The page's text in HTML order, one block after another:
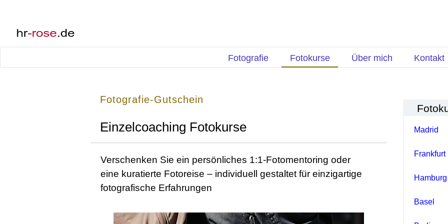
Fotografie Fotokurse Über mich Kontakt
Fotografie-Gutschein
Einzelcoaching Fotokurse
Verschenken Sie ein persönliches 1:1-Fotomentoring oder
eine kuratierte Fotoreise – individuell gestaltet für einzigartige
fotografische Erfahrungen
Madrid
Frankfurt
Hamburg
Basel